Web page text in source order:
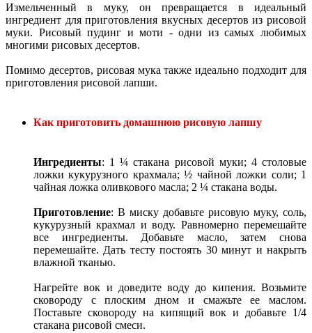
Измельченный в муку, он превращается в идеальный
ингредиент для приготовления вкусных десертов из рисовой
муки. Рисовый пудинг и моти - одни из самых любимых
многими рисовых десертов.
Помимо десертов, рисовая мука также идеально подходит для
приготовления рисовой лапши.
Как приготовить домашнюю рисовую лапшу
Ингредиенты: 1 ¼ стакана рисовой муки; 4 столовые
ложки кукурузного крахмала; ½ чайной ложки соли; 1
чайная ложка оливкового масла; 2 ¼ стакана воды.
Приготовление: В миску добавьте рисовую муку, соль,
кукурузный крахмал и воду. Равномерно перемешайте
все ингредиенты. Добавьте масло, затем снова
перемешайте. Дать тесту постоять 30 минут и накрыть
влажной тканью.
Нагрейте вок и доведите воду до кипения. Возьмите
сковороду с плоским дном и смажьте ее маслом.
Поставьте сковороду на кипящий вок и добавьте 1/4
стакана рисовой смеси.